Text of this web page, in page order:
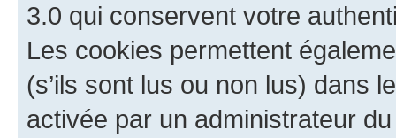
3.0 qui conservent votre
Les cookies permettent
(s’ils sont lus ou non lus) dans
activée par un administrateur